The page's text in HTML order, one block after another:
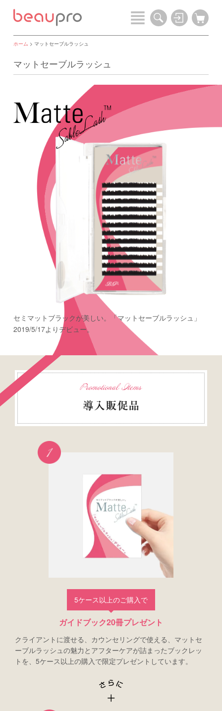
ホーム > マットセーブルラッシュ
マットセーブルラッシュ
セミマットブラックが美しい。
「マットセーブルラッシュ」
2019/5/17よりデビュー。
5ケース以上のご購入で
ガイドブック20冊プレゼント
クライアントに渡せる、カウンセリングで使える、マットセ
ーブルラッシュの魅力とアフターケアが詰まったブックレッ
トを、5ケース以上の購入で限定プレゼントしています。